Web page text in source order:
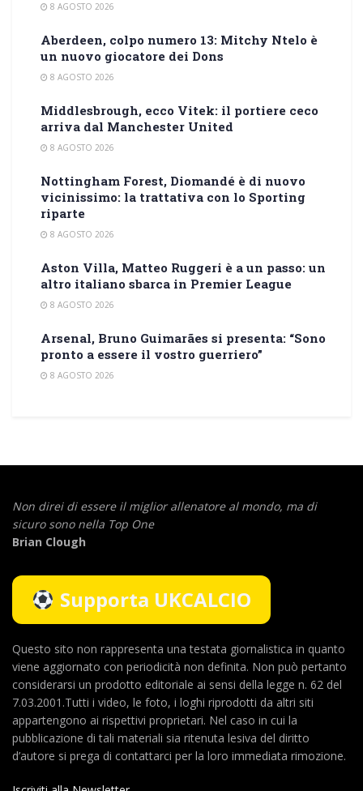
8 AGOSTO 2026
Aberdeen, colpo numero 13: Mitchy Ntelo è
un nuovo giocatore dei Dons
8 AGOSTO 2026
Middlesbrough, ecco Vitek: il portiere ceco
arriva dal Manchester United
8 AGOSTO 2026
Nottingham Forest, Diomandé è di nuovo
vicinissimo: la trattativa con lo Sporting
riparte
8 AGOSTO 2026
Aston Villa, Matteo Ruggeri è a un passo: un
altro italiano sbarca in Premier League
8 AGOSTO 2026
Arsenal, Bruno Guimarães si presenta: “Sono
pronto a essere il vostro guerriero”
8 AGOSTO 2026
Non direi di essere il miglior allenatore al mondo, ma di
sicuro sono nella Top One
Brian Clough
Supporta UKCALCIO
Questo sito non rappresenta una testata giornalistica in quanto
viene aggiornato con periodicità non definita. Non può pertanto
considerarsi un prodotto editoriale ai sensi della legge n. 62 del
7.03.2001.Tutti i video, le foto, i loghi riprodotti da altri siti
appartengono ai rispettivi proprietari. Nel caso in cui la
pubblicazione di tali materiali sia ritenuta lesiva del diritto
d’autore si prega di contattarci per la loro immediata rimozione.